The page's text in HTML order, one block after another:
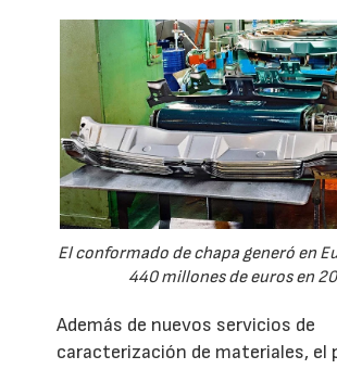
El conformado de chapa generó en
440 millones de euros en
Además de nuevos servicios de
caracterización de materiales, el